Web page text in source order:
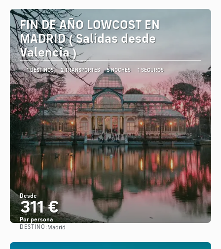
FIN DE AÑO LOWCOST EN
MADRID ( Salidas desde
Valencia )
1 DESTINOS 2 TRANSPORTES 5 NOCHES 1 SEGUROS
Desde
311 €
Por persona
DESTINO: Madrid